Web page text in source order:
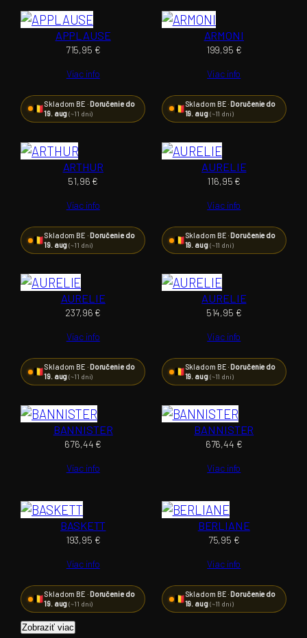
APPLAUSE
715,95 €
Viac info
Skladom BE ·Doručenie do
19. aug(~11 dní)
ARMONI
199,95 €
Viac info
Skladom BE ·Doručenie do
19. aug(~11 dní)
ARTHUR
51,96 €
Viac info
Skladom BE ·Doručenie do
19. aug(~11 dní)
AURELIE
116,95 €
Viac info
Skladom BE ·Doručenie do
19. aug(~11 dní)
AURELIE
237,96 €
Viac info
Skladom BE · Doručenie do
19. aug(~11 dní)
AURELIE
514,95 €
Viac info
Skladom BE · Doručenie do
19. aug(~11 dní)
BANNISTER
676,44 €
Viac info
BANNISTER
676,44 €
Viac info
BASKETT
193,95 €
Viac info
Skladom BE · Doručenie do
19. aug(~11 dní)
BERLIANE
75,95 €
Viac info
Skladom BE · Doručenie do
19. aug(~11 dní)
Zobraziť viac